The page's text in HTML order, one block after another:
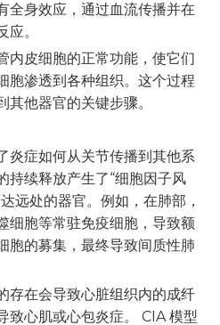
全身效应，通过血流传播并在
。
内皮细胞的正常功能，使它们
胞渗透到各种组织。这个过程
他器官的关键步骤。
炎症如何从关节传播到其他系
持续释放产生了“细胞因子风
远处的器官。例如，在肺部，
细胞等常驻免疫细胞，导致额
胞的募集，最终导致间质性肺
存在会导致心脏组织内的成纤
致心肌或心包炎症。 CIA 模型